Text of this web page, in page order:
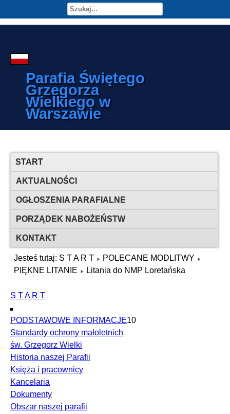
Parafia Świętego
Grzegorza
Wielkiego w
Warszawie
START
AKTUALNOŚCI
OGŁOSZENIA PARAFIALNE
PORZĄDEK NABOŻEŃSTW
KONTAKT
Jesteś tutaj: S T A R T
POLECANE MODLITWY
PIĘKNE LITANIE
Litania do NMP Loretańska
S T A R T
PODSTAWOWE INFORMACJE10
Standardy ochrony małoletnich
św. Grzegorz Wielki
Historia naszej Parafii
Księża i pracownicy
Kancelaria
Dokumenty
Obszar naszej parafii